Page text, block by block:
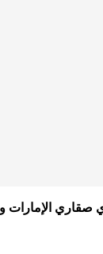
صقاري الإمارات